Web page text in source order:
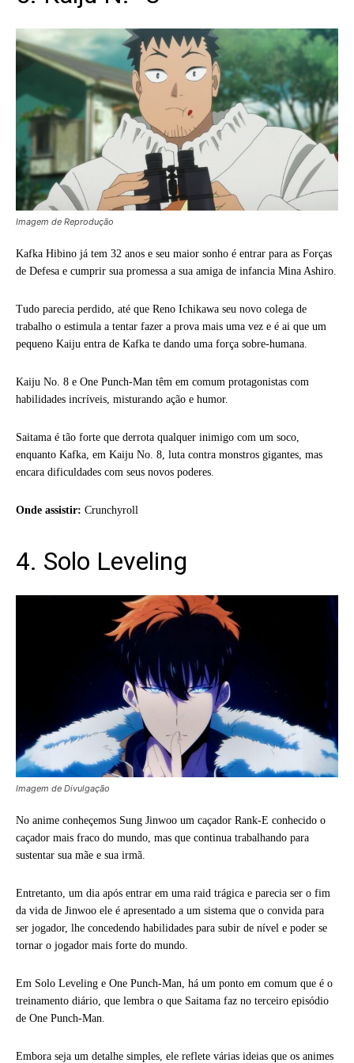
Imagem de Reprodução
Kafka Hibino já tem 32 anos e seu maior sonho é entrar para as Forças
de Defesa e cumprir sua promessa a sua amiga de infancia Mina Ashiro.
Tudo parecia perdido, até que Reno Ichikawa seu novo colega de
trabalho o estimula a tentar fazer a prova mais uma vez e é ai que um
pequeno Kaiju entra de Kafka te dando uma força sobre-humana.
Kaiju No. 8 e One Punch-Man têm em comum protagonistas com
habilidades incríveis, misturando ação e humor.
Saitama é tão forte que derrota qualquer inimigo com um soco,
enquanto Kafka, em Kaiju No. 8, luta contra monstros gigantes, mas
encara dificuldades com seus novos poderes.
Onde assistir: Crunchyroll
4. Solo Leveling
Imagem de Divulgação
No anime conheçemos Sung Jinwoo um caçador Rank-E conhecido o
caçador mais fraco do mundo, mas que continua trabalhando para
sustentar sua mãe e sua irmã.
Entretanto, um dia após entrar em uma raid trágica e parecia ser o fim
da vida de Jinwoo ele é apresentado a um sistema que o convida para
ser jogador, lhe concedendo habilidades para subir de nível e poder se
tornar o jogador mais forte do mundo.
Em Solo Leveling e One Punch-Man, há um ponto em comum que é o
treinamento diário, que lembra o que Saitama faz no terceiro episódio
de One Punch-Man.
Embora seja um detalhe simples, ele reflete várias ideias que os animes